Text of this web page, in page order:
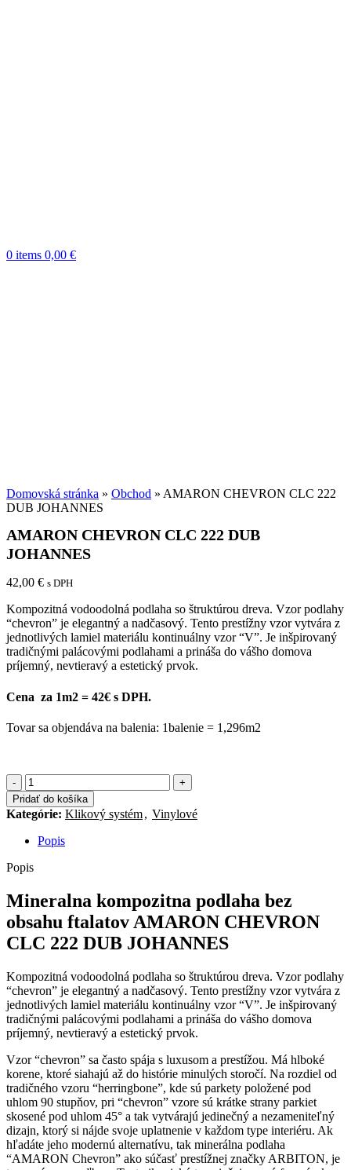
0 items 0,00 €
Domovská stránka » Obchod » AMARON CHEVRON CLC 222
DUB JOHANNES
AMARON CHEVRON CLC 222 DUB
JOHANNES
42,00 € s DPH
Kompozitná vodoodolná podlaha so štruktúrou dreva. Vzor podlahy
“chevron” je elegantný a nadčasový. Tento prestížny vzor vytvára z
jednotlivých lamiel materiálu kontinuálny vzor “V”. Je inšpirovaný
tradičnými palácovými podlahami a prináša do vášho domova
príjemný, nevtieravý a estetický prvok.
Cena za 1m2 = 42€ s DPH.
Tovar sa objendáva na balenia: 1balenie = 1,296m2
množstvo
AMARON
CHEVRON
CLC
222
DUB
JOHANNES
Pridať do košíka
Kategórie: Klikový systém, Vinylové
Popis
Popis
Mineralna kompozitna podlaha bez
obsahu ftalatov AMARON CHEVRON
CLC 222 DUB JOHANNES
Kompozitná vodoodolná podlaha so štruktúrou dreva. Vzor podlahy
“chevron” je elegantný a nadčasový. Tento prestížny vzor vytvára z
jednotlivých lamiel materiálu kontinuálny vzor “V”. Je inšpirovaný
tradičnými palácovými podlahami a prináša do vášho domova
príjemný, nevtieravý a estetický prvok.
Vzor “chevron” sa často spája s luxusom a prestížou. Má hlboké
korene, ktoré siahajú až do histórie minulých storočí. Na rozdiel od
tradičného vzoru “herringbone”, kde sú parkety položené pod
uhlom 90 stupňov, pri “chevron” vzore sú krátke strany parkiet
skosené pod uhlom 45° a tak vytvárajú jedinečný a nezameniteľný
dizajn, ktorý si nájde svoje uplatnenie v každom type interiéru. Ak
hľadáte jeho modernú alternatívu, tak minerálna podlaha
“AMARON Chevron” ako súčasť prestížnej značky ARBITON, je